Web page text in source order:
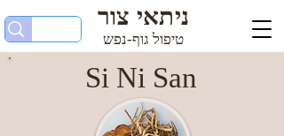
ניתאי צור
טיפול גוף-נפש
Si Ni San